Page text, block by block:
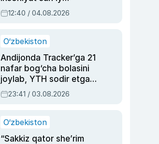
intellektni boshqara
olmay qolishidan xavotir
12:40 / 04.08.2026
O‘zbekiston
Andijonda Tracker’ga 21
nafar bog‘cha bolasini
joylab, YTH sodir etgan
ayolga sud hukmi o‘qildi
23:41 / 03.08.2026
O‘zbekiston
“Sakkiz qator she’rim